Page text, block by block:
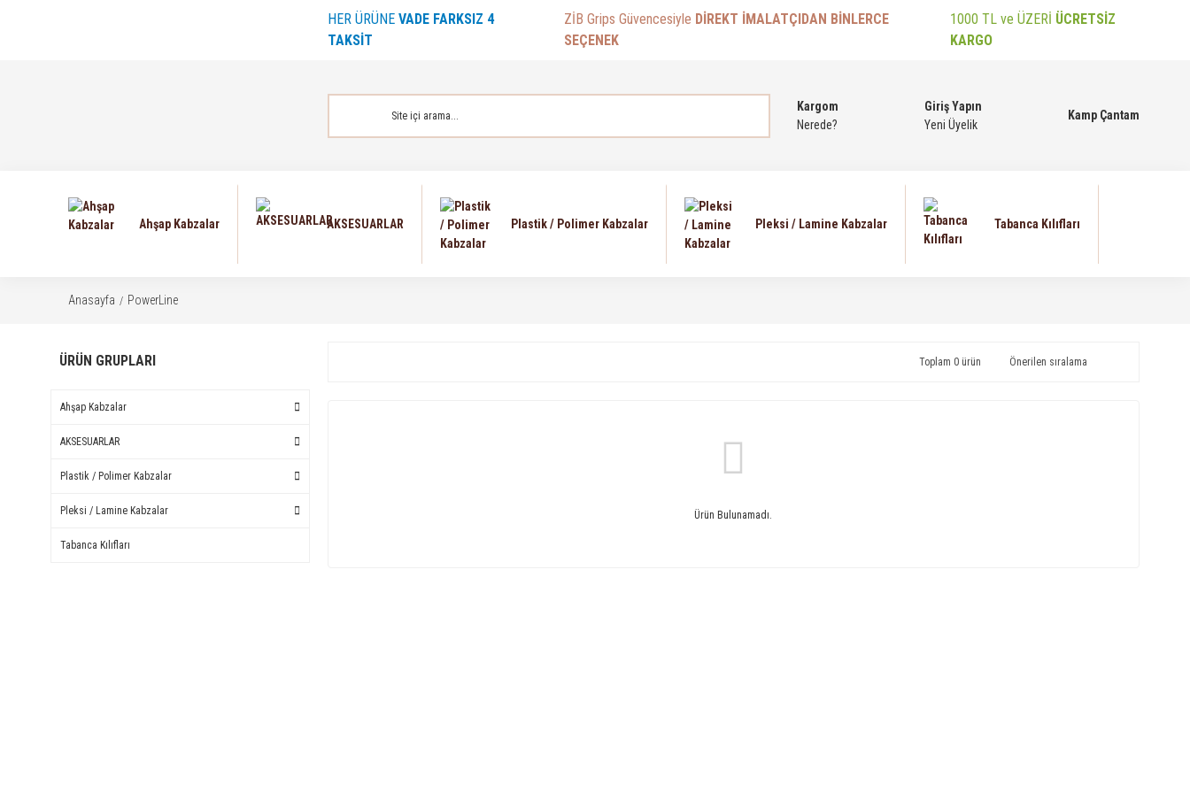
HER ÜRÜNE VADE FARKSIZ 4
TAKSİT
ZİB Grips Güvencesiyle DİREKT İMALATÇIDAN BİNLERCE
SEÇENEK
1000 TL ve ÜZERİ ÜCRETSİZ
KARGO
Kargom
Nerede?
Giriş Yapın
Yeni Üyelik
Kamp Çantam
Ahşap Kabzalar AKSESUARLAR Plastik / Polimer Kabzalar Pleksi / Lamine Kabzalar Tabanca Kılıfları
Anasayfa PowerLine
ÜRÜN GRUPLARI
Ahşap Kabzalar
AKSESUARLAR
Plastik / Polimer Kabzalar
Pleksi / Lamine Kabzalar
Tabanca Kılıfları
Toplam 0 ürün
Ürün Bulunamadı.